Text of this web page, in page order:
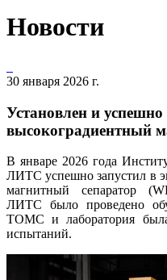
Новости
30 января 2026 г.
Установлен и
высокоградиентный
В январе 2026 года
ЛИТС успешно запустил в
магнитный сепаратор
ЛИТС было проведено
ТОМС и лаборатория
испытаний.